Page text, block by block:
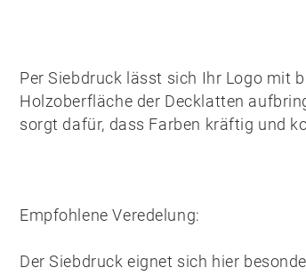
PerSiebdruck lässt sich Ihr Logo mit
Holzoberfläche der Decklatten
sorgt dafür, dass Farben kräftig und
Empfohlene Veredelung:
DerSiebdruck eignet sich hier